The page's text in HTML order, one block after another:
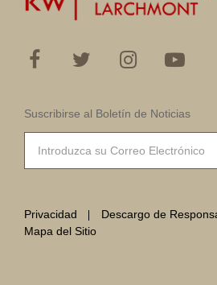
Suscribirse al Boletín de Noticias
Privacidad
Descargo de
Mapa del Sitio